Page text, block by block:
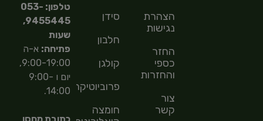
הצהרת
נגישות
החזר
כספי
והחזרות
צור
קשר
סידן
חלבון
קולגן
פרוביוטיקה
חומצה
טלפון: 053-
9455445,
שעות
פתיחה: א-ה
9:00-19:00,
יום ו 9:00-
14:00.